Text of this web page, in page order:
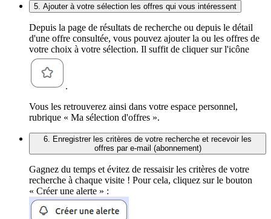
5. Ajouter à votre sélection les offres qui vous intéressent
Depuis la page de résultats de recherche ou depuis le détail
d'une offre consultée, vous pouvez ajouter la ou les offres de
votre choix à votre sélection. Il suffit de cliquer sur l'icône
.
Vous les retrouverez ainsi dans votre espace personnel,
rubrique « Ma sélection d'offres ».
6. Enregistrer les critères de votre recherche et recevoir les
offres par e-mail (abonnement)
Gagnez du temps et évitez de ressaisir les critères de votre
recherche à chaque visite ! Pour cela, cliquez sur le bouton
« Créer une alerte » :